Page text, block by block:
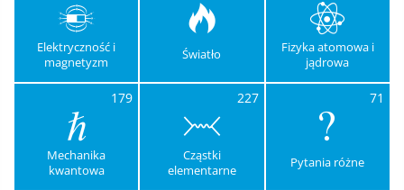
Elektryczność i
magnetyzm
Światło
Fizyka atomowa i
jądrowa
179
Mechanika
kwantowa
227
Cząstki
elementarne
71
Pytania różne